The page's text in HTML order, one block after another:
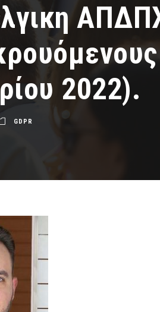
2022).
GDPR